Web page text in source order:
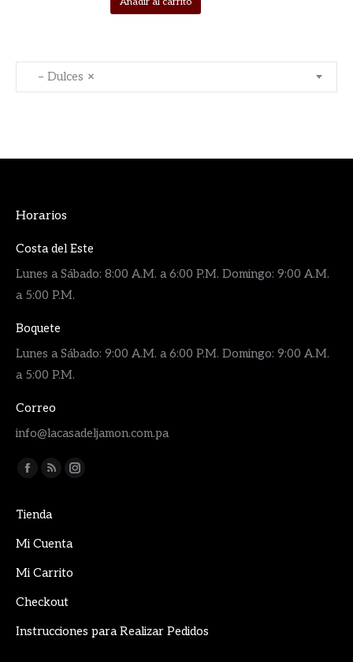
×
– Dulces
Horarios
Costa del Este
Lunes a Sábado: 8:00 A.M. a 6:00 P.M. Domingo: 9:00 A.M.
a 5:00 P.M.
Boquete
Lunes a Sábado: 9:00 A.M. a 6:00 P.M. Domingo: 9:00 A.M.
a 5:00 P.M.
Correo
info@lacasadeljamon.com.pa
Encuéntranos en:
Facebook
opens
in
window
Rss
opens
in
window
Instagram
Tienda
Mi Cuenta
Mi Carrito
Checkout
Instrucciones para Realizar Pedidos